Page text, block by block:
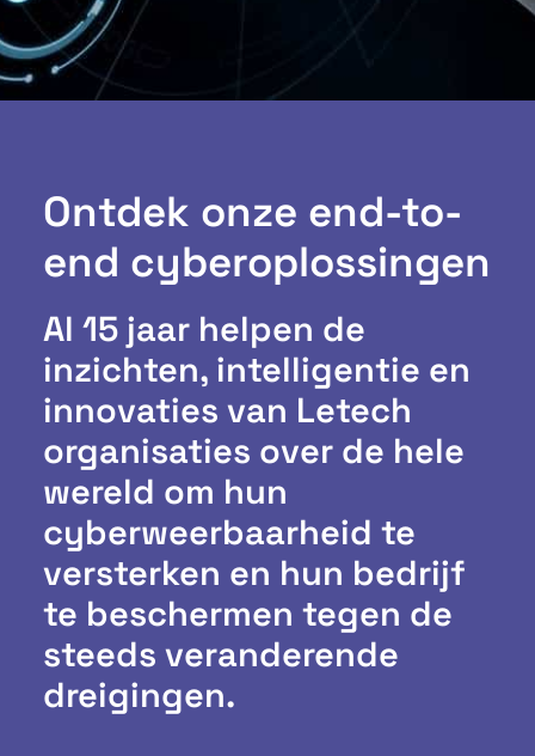
Ontdek onze end-to-
end cyberoplossingen
Al 15 jaar helpen de
inzichten, intelligentie en
innovaties van Letech
organisaties over de hele
wereld om hun
cyberweerbaarheid te
versterken en hun bedrijf
te beschermen tegen de
steeds veranderende
dreigingen.